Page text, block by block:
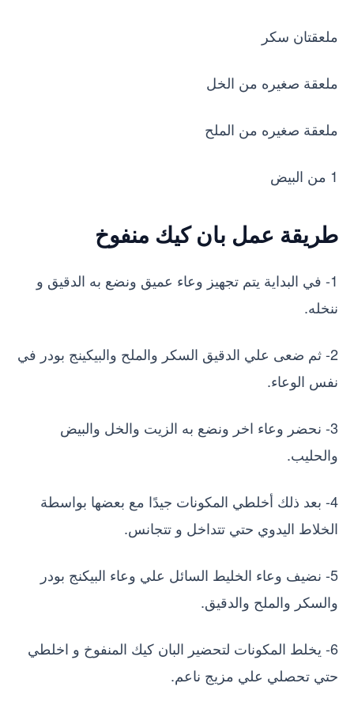
ملعقتان سكر
ملعقة صغيره من الخل
ملعقة صغيره من الملح
1 من البيض
طريقة عمل بان كيك منفوخ
1- في البداية يتم تجهيز وعاء عميق ونضع به الدقيق و
ننخله.
2- ثم ضعى علي الدقيق السكر والملح والبيكينج بودر في
نفس الوعاء.
3- نحضر وعاء اخر ونضع به الزيت والخل والبيض
والحليب.
4- بعد ذلك أخلطي المكونات جيدًا مع بعضها بواسطة
الخلاط اليدوي حتي تتداخل و تتجانس.
5- نضيف وعاء الخليط السائل علي وعاء البيكنج بودر
والسكر والملح والدقيق.
6- يخلط المكونات لتحضير البان كيك المنفوخ و اخلطي
حتي تحصلي علي مزيج ناعم.